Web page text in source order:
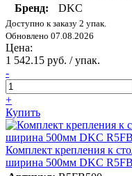
Бренд:
DKC
Доступно к заказу 2 упак.
Обновлено 07.08.2026
Цена:
1 542.15 руб. / упак.
-
+
Купить
Комплект крепления к
ширина 500мм DKC